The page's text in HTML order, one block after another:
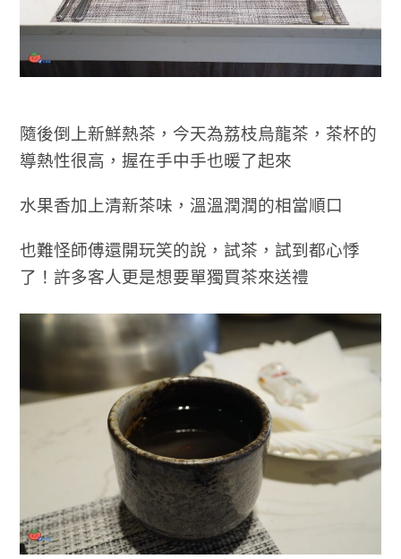
隨後倒上新鮮熱茶，今天為荔枝烏龍茶，茶杯的
導熱性很高，握在手中手也暖了起來
水果香加上清新茶味，溫溫潤潤的相當順口
也難怪師傅還開玩笑的說，試茶，試到都心悸
了！許多客人更是想要單獨買茶來送禮